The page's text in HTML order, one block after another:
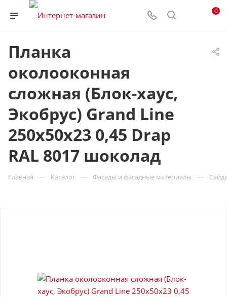
0
Планка
околооконная
сложная (Блок-хаус,
Экобрус) Grand Line
250х50х23 0,45 Drap
RAL 8017 шоколад
Главная — Каталог — Фасады и фасадные материалы —